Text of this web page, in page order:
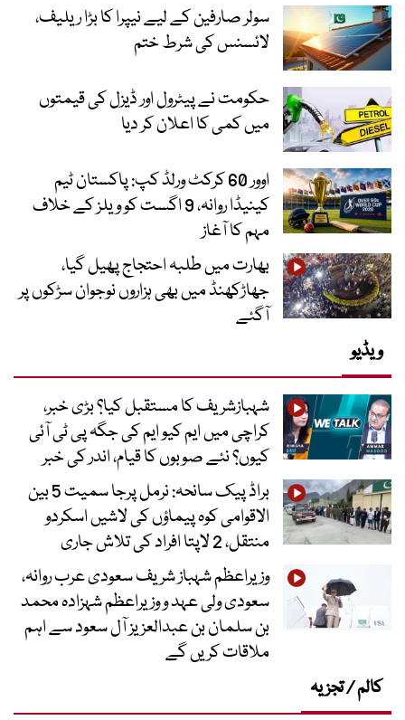
سولر صارفین کے لیے نیپرا کا بڑا ریلیف،
لائسنس کی شرط ختم
حکومت نے پیٹرول اور ڈیزل کی قیمتوں
میں کمی کا اعلان کر دیا
اوور 60 کرکٹ ورلڈ کپ: پاکستان ٹیم
کینیڈا روانہ، 9 اگست کو ویلز کے خلاف
مہم کا آغاز
بھارت میں طلبہ احتجاج پھیل گیا،
جھاڑکھنڈ میں بھی ہزاروں نوجوان سڑکوں پر
آگئے
ویڈیو
شہبازشریف کا مستقبل کیا؟ بڑی خبر،
کراچی میں ایم کیو ایم کی جگہ پی ٹی آئی
کیوں؟ نئے صوبوں کا قیام، اندر کی خبر
براڈ پیک سانحہ: نرمل پرجا سمیت 5 بین
الاقوامی کوہ پیماؤں کی لاشیں اسکردو
منتقل، 2 لاپتا افراد کی تلاش جاری
وزیراعظم شہباز شریف سعودی عرب روانہ،
سعودی ولی عہد و وزیراعظم شہزادہ محمد
بن سلمان بن عبدالعزیز آل سعود سے اہم
ملاقات کریں گے
کالم / تجزیہ